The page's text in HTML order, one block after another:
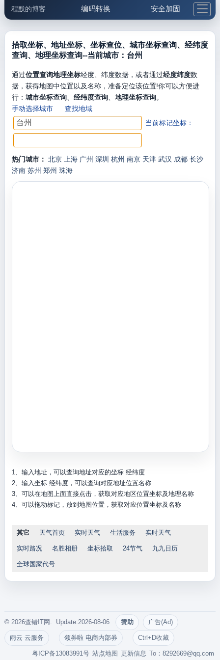
程默的博客 编码转换 安全加固
邮件工具 生活便民 更多工具
拾取坐标、地址坐标、坐标查位、城市坐标查询、经纬度
查询、地理坐标查询--当前城市：台州
通过位置查询地理坐标经度、纬度数据，或者通过经度纬度数
据，获得地图中位置以及名称，准备定位该位置!你可以方便进
行： 城市坐标查询、 经纬度查询、 地理坐标查询。
手动选择城市
查找地域
当前标记坐标：
热门城市： 北京 上海 广州 深圳 杭州 南京 天津 武汉 成都 长沙
济南 苏州 郑州 珠海
1、输入地址，可以查询地址对应的坐标 经纬度
2、输入坐标 经纬度，可以查询对应地址位置名称
3、可以在地图上面直接点击，获取对应地区位置坐标及地理名称
4、可以拖动标记，放到地图位置，获取对应位置坐标及名称
其它 天气首页 实时天气 生活服务 实时天气
实时路况 名胜相册 坐标拾取 24节气 九九日历
全球国家代号
© 2026查错IT网. Update:2026-08-06 赞助 广告(Ad)
雨云 云服务 领券啦 电商内部券 Ctrl+D收藏
To：8292669@qq.com
更新信息
站点地图
粤ICP备13083991号